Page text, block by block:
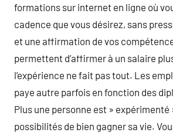
formations sur internet en ligne où
cadence que vous désirez, sans
et une affirmation de vos
permettent d’affirmer à un salaire
l’expérience ne fait pas tout. Les
paye autre parfois en fonction des
Plus une personne est » expérimenté
possibilités de bien gagner sa vie.